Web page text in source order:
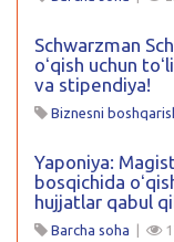
Schwarzman
oʻqish uchun
va stipendiya!
Biznesni
Yaponiya:
bosqichida
hujjatlar qabul
Barcha soha |